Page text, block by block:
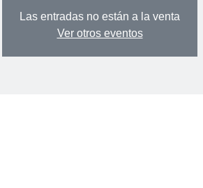
Las entradas no están a la venta
Ver otros eventos